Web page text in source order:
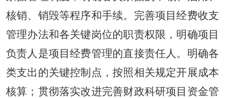
核销、销毁等程序和手续。完善项目经费收支
管理办法和各关键岗位的职责权限，明确项目
负责人是项目经费管理的直接责任人。明确各
类支出的关键控制点，按照相关规定开展成本
核算；贯彻落实改进完善财政科研项目资金管